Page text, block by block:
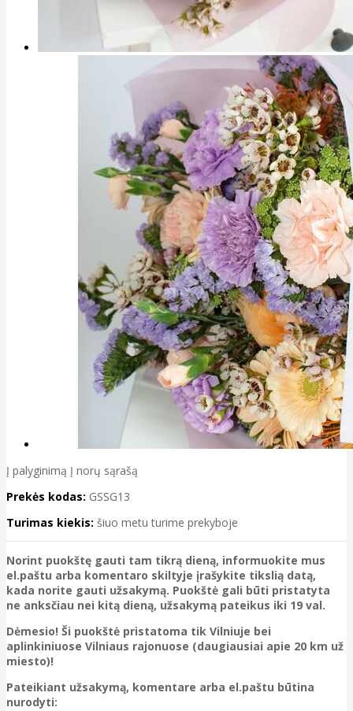
Į palyginimą Į norų sąrašą
Prekės kodas: GSSG13
Turimas kiekis: šiuo metu turime prekyboje
Norint puokštę gauti tam tikrą dieną, informuokite mus
el.paštu arba komentaro skiltyje įrašykite tikslią datą,
kada norite gauti užsakymą. Puokštė gali būti pristatyta
ne anksčiau nei kitą dieną, užsakymą pateikus iki 19 val.
Dėmesio! Ši puokštė pristatoma tik Vilniuje bei
aplinkiniuose Vilniaus rajonuose (daugiausiai apie 20 km už
miesto)!
Pateikiant užsakymą, komentare arba el.paštu būtina
nurodyti: